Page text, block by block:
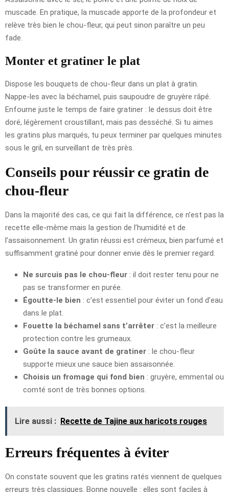
muscade. En pratique, la muscade apporte de la profondeur et
relève très bien le chou-fleur, qui peut sinon paraître un peu
fade.
Monter et gratiner le plat
Dispose les bouquets de chou-fleur dans un plat à gratin.
Nappe-les avec la béchamel, puis saupoudre de gruyère râpé.
Enfourne juste le temps de faire gratiner : le dessus doit être
doré, légèrement croustillant, mais pas desséché. Si tu aimes
les gratins plus marqués, tu peux terminer par quelques minutes
sous le gril, en surveillant de très près.
Conseils pour réussir ce gratin de
chou-fleur
Dans la majorité des cas, ce qui fait la différence, ce n’est pas la
recette elle-même mais la gestion de l’humidité et de
l’assaisonnement. Un gratin réussi est crémeux, bien parfumé et
suffisamment gratiné pour donner envie dès le premier regard.
Ne surcuis pas le chou-fleur : il doit rester tenu pour ne
pas se transformer en purée.
Égoutte-le bien : c’est essentiel pour éviter un fond d’eau
dans le plat.
Fouette la béchamel sans t’arrêter : c’est la meilleure
protection contre les grumeaux.
Goûte la sauce avant de gratiner : le chou-fleur
supporte mieux une sauce bien assaisonnée.
Choisis un fromage qui fond bien : gruyère, emmental ou
comté sont de très bonnes options.
Lire aussi : Recette de Tajine aux haricots rouges
Erreurs fréquentes à éviter
On constate souvent que les gratins ratés viennent de quelques
erreurs très classiques. Bonne nouvelle : elles sont faciles à